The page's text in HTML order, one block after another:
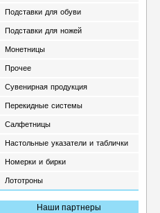
Подставки для обуви
Подставки для ножей
Монетницы
Прочее
Сувенирная продукция
Перекидные системы
Салфетницы
Настольные указатели и таблички
Номерки и бирки
Лототроны
Наши партнеры